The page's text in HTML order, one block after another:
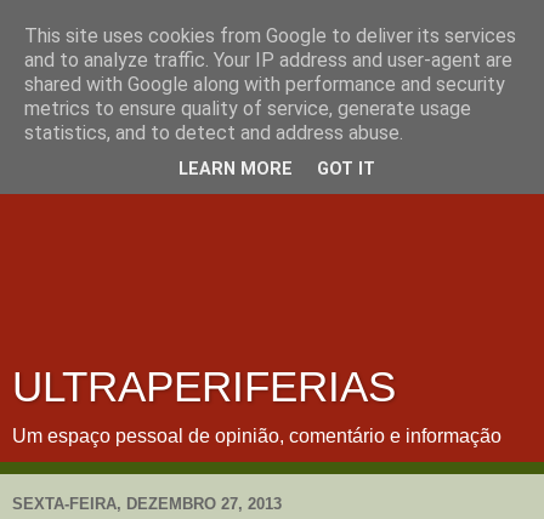
ULTRAPERIFERIAS
Um espaço pessoal de opinião, comentário e informação
SEXTA-FEIRA, DEZEMBRO 27, 2013
This site uses cookies from Google to deliver its services
and to analyze traffic. Your IP address and user-agent are
shared with Google along with performance and security
metrics to ensure quality of service, generate usage
statistics, and to detect and address abuse.
LEARN MORE GOT IT